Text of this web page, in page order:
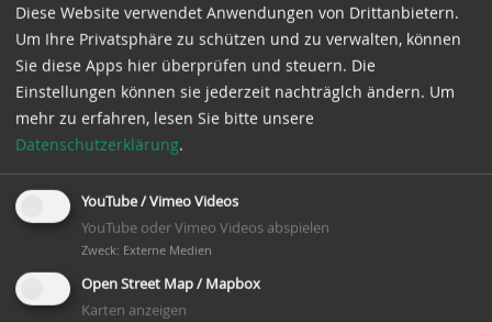
Müllereimaschinen, voll funktionsfähig. Teil eines
Freilichtmuseums. Weitere historische Gebäude
des Mühlenbetriebes vorhanden und begehbar.
Kontakt
Gesche Neumann 04731-88983
E-Mail:info(at)museum-moorseer-muehle.de
Webseite: https://www.museum-moorseer-
muehle.de/
Diese Website verwendet Anwendungen von Drittanbietern.
Um Ihre Privatsphäre zu schützen und zu verwalten, können
Sie diese Apps hier überprüfen und steuern. Die
Einstellungen können sie jederzeit nachträglch ändern. Um
mehr zu erfahren, lesen Sie bitte unsere
Datenschutzerklärung.
YouTube / Vimeo Videos
YouTube oder Vimeo Videos abspielen
Zweck: Externe Medien
Open Street Map / Mapbox
Karten anzeigen